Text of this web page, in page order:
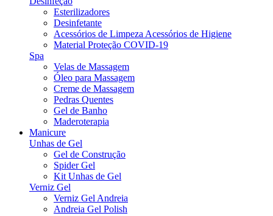
Esterilizadores
Desinfetante
Acessórios de Limpeza Acessórios de Higiene
Material Proteção COVID-19
Spa
Velas de Massagem
Óleo para Massagem
Creme de Massagem
Pedras Quentes
Gel de Banho
Maderoterapia
Manicure
Unhas de Gel
Gel de Construção
Spider Gel
Kit Unhas de Gel
Verniz Gel
Verniz Gel Andreia
Andreia Gel Polish